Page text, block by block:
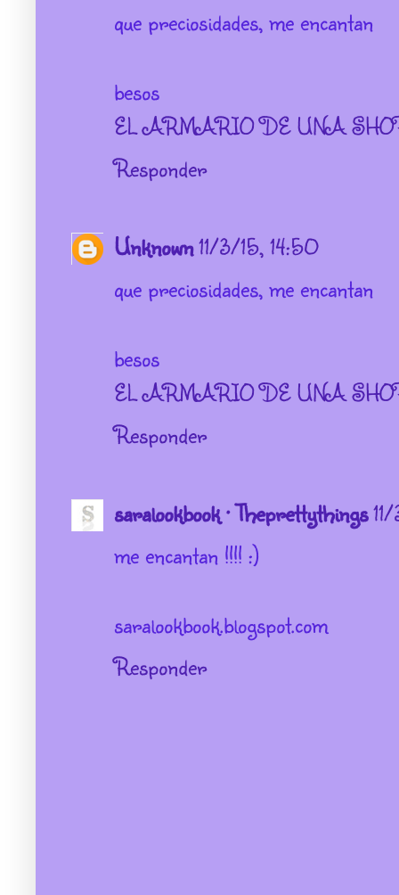
que preciosidades, me encantan
besos
EL ARMARIO DE UNA
Responder
Unknown11/3/15, 14:50
que preciosidades, me encantan
besos
EL ARMARIO DE UNA
Responder
saralookbook · Theprettythings
me encantan !!!! :)
saralookbook.blogspot.com
Responder